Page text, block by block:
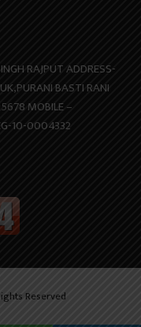
RAJPUT ADDRESS-
BASTI RANI
MOBILE –
10-0004332
Reserved